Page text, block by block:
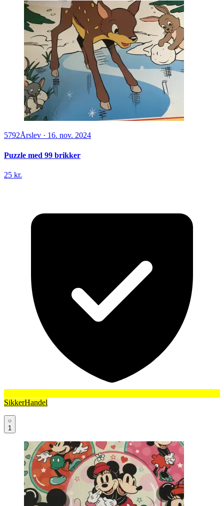
5792Årslev · 16. nov. 2024
Puzzle med 99 brikker
25 kr.
SikkerHandel
1